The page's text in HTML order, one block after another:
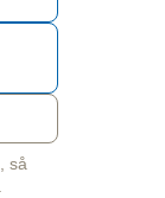
så